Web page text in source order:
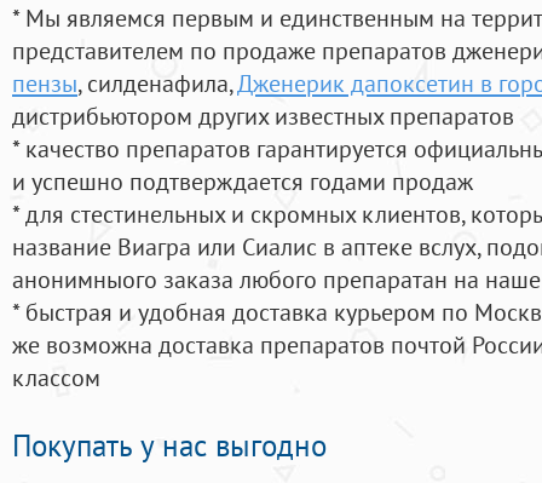
* Мы являемся первым и единственным на
представителем по продаже препаратов
пензы, силденафила,Дженерик дапоксетин в
дистрибьютором других известных препаратов
* качество препаратов гарантируется
и успешно подтверждается годами продаж
* для стестинельных и скромных клиентов,
название Виагра или Сиалис в аптеке вслух,
анонимныого заказа любого препаратан на
* быстрая и удобная доставка курьером по
же возможна доставка препаратов почтой
классом
Покупать у нас выгодно